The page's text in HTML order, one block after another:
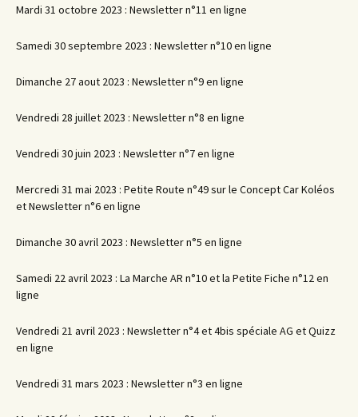
Mardi 31 octobre 2023 : Newsletter n°11 en ligne
Samedi 30 septembre 2023 : Newsletter n°10 en ligne
Dimanche 27 aout 2023 : Newsletter n°9 en ligne
Vendredi 28 juillet 2023 : Newsletter n°8 en ligne
Vendredi 30 juin 2023 : Newsletter n°7 en ligne
Mercredi 31 mai 2023 : Petite Route n°49 sur le Concept Car Koléos
et Newsletter n°6 en ligne
Dimanche 30 avril 2023 : Newsletter n°5 en ligne
Samedi 22 avril 2023 : La Marche AR n°10 et la Petite Fiche n°12 en
ligne
Vendredi 21 avril 2023 : Newsletter n°4 et 4bis spéciale AG et Quizz
en ligne
Vendredi 31 mars 2023 : Newsletter n°3 en ligne